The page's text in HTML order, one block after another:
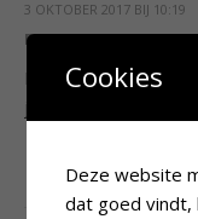
3 OKTOBER 2017 BIJ 10:19
BEANTWOORDEN
Heel hartelijk dank
Cookies
Deze website
dat goed vindt,